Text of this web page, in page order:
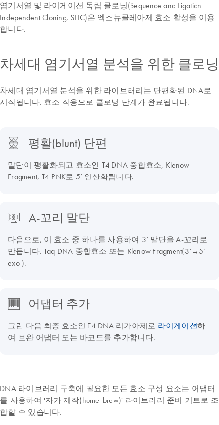
염기서열 및 라이게이션 독립 클로닝(Sequence and Ligation
Independent Cloning, SLIC)은 엑소뉴클레아제 효소 활성을 이용
합니다.
차세대 염기서열 분석을 위한 클로닝
차세대 염기서열 분석을 위한 라이브러리는 단편화된 DNA로
시작됩니다. 효소 작용으로 클로닝 단계가 완료됩니다.
평활(blunt) 단편
말단이 평활화되고 효소인 T4 DNA 중합효소, Klenow
Fragment, T4 PNK로 5’ 인산화됩니다.
A-꼬리 말단
다음으로, 이 효소 중 하나를 사용하여 3’ 말단을 A-꼬리로
만듭니다. Taq DNA 중합효소 또는 Klenow Fragment(3’→5’
exo-).
어댑터 추가
그런 다음 최종 효소인 T4 DNA 리가아제로 라이게이션하
여 보완 어댑터 또는 바코드를 추가합니다.
DNA 라이브러리 구축에 필요한 모든 효소 구성 요소는 어댑터
를 사용하여 '자가 제작(home-brew)' 라이브러리 준비 키트로 조
합할 수 있습니다.